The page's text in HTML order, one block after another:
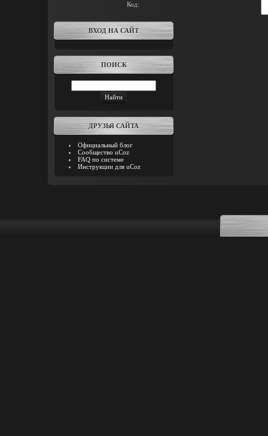
Код:
ВХОД НА САЙТ
ПОИСК
ДРУЗЬЯ САЙТА
Официальный блог
Сообщество uCoz
FAQ по системе
Инструкции для uCoz